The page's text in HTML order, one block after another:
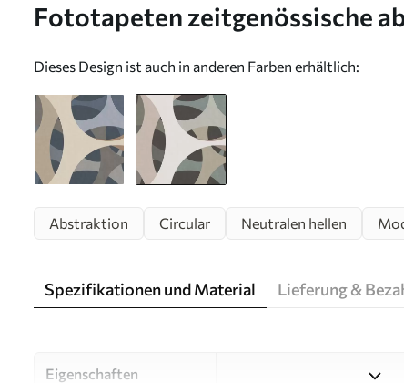
Fototapeten zeitgenössische
Dieses Design ist auch in anderen Farben erhältlich:
Abstraktion Circular Neutralen hellen
Spezifikationen und Material Lieferung &
Eigenschaften